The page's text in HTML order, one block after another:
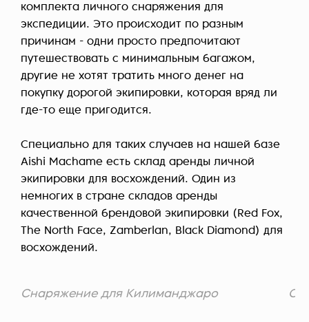
комплекта личного снаряжения для
экспедиции. Это происходит по разным
причинам - одни просто предпочитают
путешествовать с минимальным багажом,
другие не хотят тратить много денег на
покупку дорогой экипировки, которая вряд ли
где-то еще пригодится.
Специально для таких случаев на нашей базе
Aishi Machame есть склад аренды личной
экипировки для восхождений. Один из
немногих в стране складов аренды
качественной брендовой экипировки (Red Fox,
The North Face, Zamberlan, Black Diamond) для
восхождений.
Снаряжение для Килиманджаро